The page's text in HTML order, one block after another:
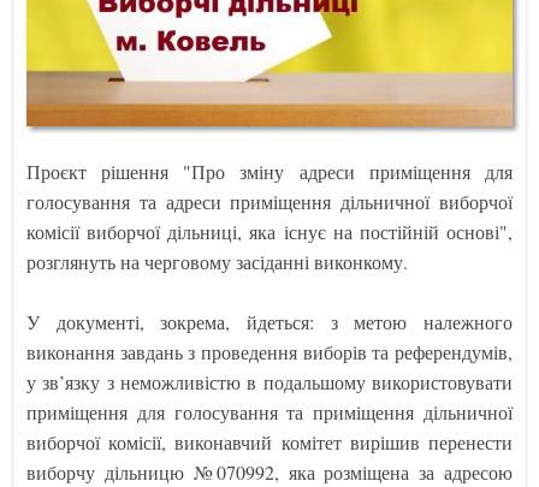
Проєкт рішення "Про зміну адреси приміщення для
голосування та адреси приміщення дільничної виборчої
комісії виборчої дільниці, яка існує на постійній основі",
розглянуть на черговому засіданні виконкому.
У документі, зокрема, йдеться: з метою належного
виконання завдань з проведення виборів та референдумів,
у зв’язку з неможливістю в подальшому використовувати
приміщення для голосування та приміщення дільничної
виборчої комісії, виконавчий комітет вирішив перенести
виборчу дільницю №070992, яка розміщена за адресою